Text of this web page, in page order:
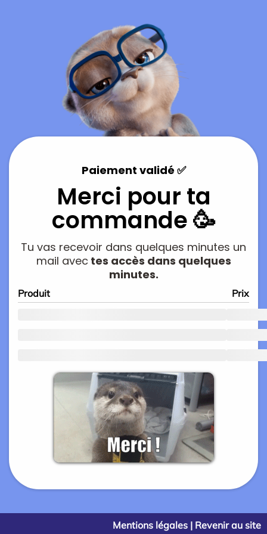
Paiement validé ✅
Merci pour ta
commande 🥳
Tu vas recevoir dans quelques minutes un
mail avec tes accès dans quelques
minutes.
Produit Prix
Mentions légales | Revenir au site